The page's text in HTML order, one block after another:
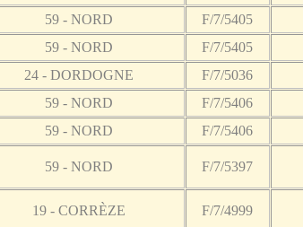
59 - NORD F/7/5405
59 - NORD F/7/5405
24 - DORDOGNE F/7/5036
59 - NORD F/7/5406
59 - NORD F/7/5406
59 - NORD F/7/5397
19 - CORRÈZE F/7/4999